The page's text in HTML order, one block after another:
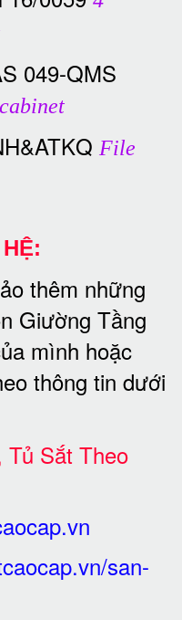
049-QMS
File
thêm những
Giường Tầng
mình hoặc
thông tin dưới
Sắt Theo
san-